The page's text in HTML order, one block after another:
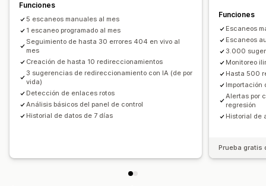
Funciones
5 escaneos manuales al mes
1 escaneo programado al mes
Seguimiento de hasta 30 errores 404 en vivo al
mes
Creación de hasta 10 redireccionamientos
3 sugerencias de redireccionamiento con IA (de por
vida)
Detección de enlaces rotos
Análisis básicos del panel de control
Historial de datos de 7 días
Funciones
Escaneos
Escaneos
3.000
Monitoreo
Hasta 500
Importación
Alertas por
regresión
Historial de
Prueba gratis